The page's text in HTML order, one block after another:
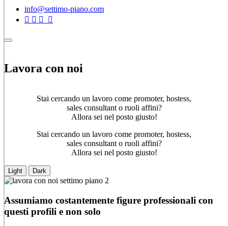
info@settimo-piano.com
Lavora con noi
Stai cercando un lavoro come promoter, hostess,
sales consultant o ruoli affini?
Allora sei nel posto giusto!
Stai cercando un lavoro come promoter, hostess,
sales consultant o ruoli affini?
Allora sei nel posto giusto!
Light Dark
Assumiamo costantemente figure professionali con
questi profili e non solo